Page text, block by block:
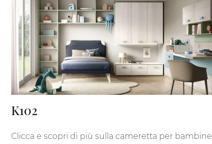
K102
Clicca e scopri di più sulla cameretta per bambine